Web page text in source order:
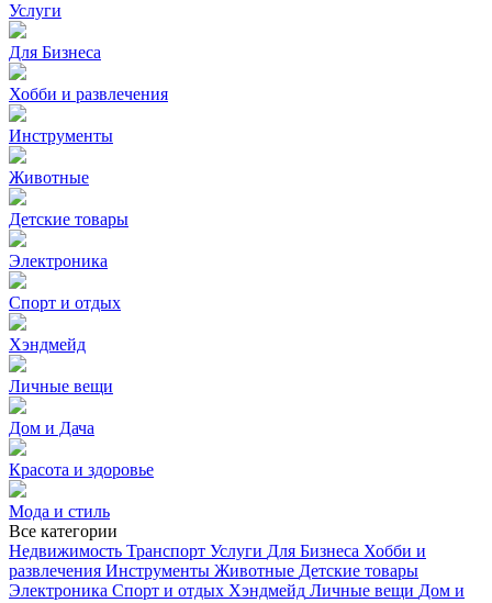
Услуги
Для Бизнеса
Хобби и развлечения
Инструменты
Животные
Детские товары
Электроника
Спорт и отдых
Хэндмейд
Личные вещи
Дом и Дача
Красота и здоровье
Мода и стиль
Все категории
Недвижимость Транспорт Услуги Для Бизнеса Хобби и
развлечения Инструменты Животные Детские товары
Электроника Спорт и отдых Хэндмейд Личные вещи Дом и